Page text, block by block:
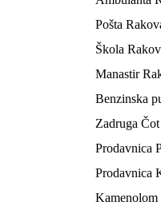
Pošta
Škola
Manastir
Benzinska
Zadruga Čot
Prodavnica
Prodavnica
Kamenolom